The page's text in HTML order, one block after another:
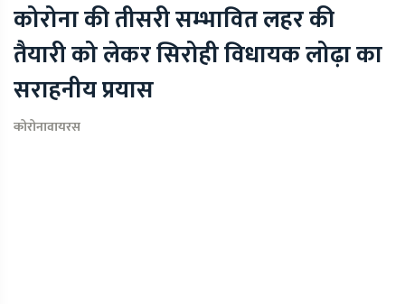
कोरोना की तीसरी सम्भावित लहर की
तैयारी को लेकर सिरोही विधायक लोढ़ा का
सराहनीय प्रयास
कोरोनावायरस